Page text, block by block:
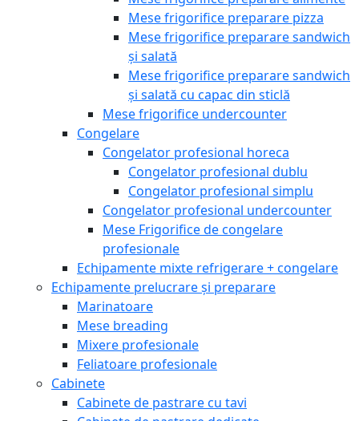
Mese frigorifice preparare pizza
Mese frigorifice preparare sandwich
și salată
Mese frigorifice preparare sandwich
și salată cu capac din sticlă
Mese frigorifice undercounter
Congelare
Congelator profesional horeca
Congelator profesional dublu
Congelator profesional simplu
Congelator profesional undercounter
Mese Frigorifice de congelare
profesionale
Echipamente mixte refrigerare + congelare
Echipamente prelucrare și preparare
Marinatoare
Mese breading
Mixere profesionale
Feliatoare profesionale
Cabinete
Cabinete de pastrare cu tavi